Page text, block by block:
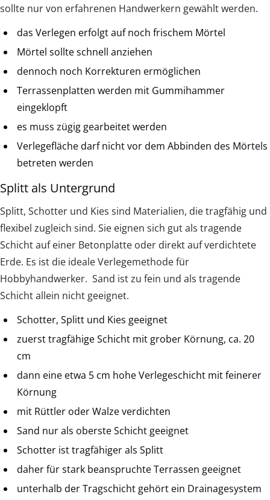
sollte nur von erfahrenen Handwerkern gewählt werden.
das Verlegen erfolgt auf noch frischem Mörtel
Mörtel sollte schnell anziehen
dennoch noch Korrekturen ermöglichen
Terrassenplatten werden mit Gummihammer
eingeklopft
es muss zügig gearbeitet werden
Verlegefläche darf nicht vor dem Abbinden des Mörtels
betreten werden
Splitt als Untergrund
Splitt, Schotter und Kies sind Materialien, die tragfähig und
flexibel zugleich sind. Sie eignen sich gut als tragende
Schicht auf einer Betonplatte oder direkt auf verdichtete
Erde. Es ist die ideale Verlegemethode für
Hobbyhandwerker. Sand ist zu fein und als tragende
Schicht allein nicht geeignet.
Schotter, Splitt und Kies geeignet
zuerst tragfähige Schicht mit grober Körnung, ca. 20
cm
dann eine etwa 5 cm hohe Verlegeschicht mit feinerer
Körnung
mit Rüttler oder Walze verdichten
Sand nur als oberste Schicht geeignet
Schotter ist tragfähiger als Splitt
daher für stark beanspruchte Terrassen geeignet
unterhalb der Tragschicht gehört ein Drainagesystem